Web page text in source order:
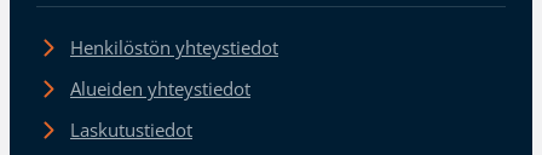
Henkilöstön yhteystiedot
Alueiden yhteystiedot
Laskutustiedot